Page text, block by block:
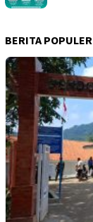
BERITA POPULER